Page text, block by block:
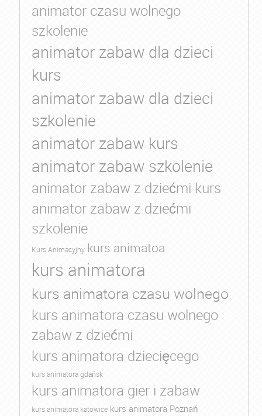
animator czasu wolnego
szkolenie
animator zabaw dla dzieci
kurs
animator zabaw dla dzieci
szkolenie
animator zabaw kurs
animator zabaw szkolenie
animator zabaw z dziećmi kurs
animator zabaw z dziećmi
szkolenie
Kurs Animacyjny kurs animatoa
kurs animatora
kurs animatora czasu wolnego
kurs animatora czasu wolnego
zabaw z dziećmi
kurs animatora dziecięcego
kurs animatora gdańsk
kurs animatora gier i zabaw
kurs animatora katowice kurs animatora Poznań